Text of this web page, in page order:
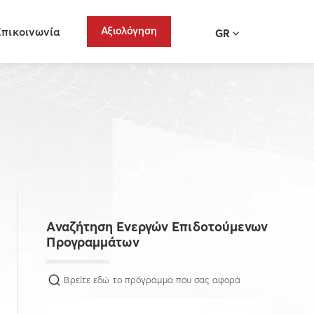
Αξιολόγηση GR
Αναζήτηση Ενεργών Επιδοτούμενων
Προγραμμάτων
Βρείτε εδώ το πρόγραμμα που σας αφορά